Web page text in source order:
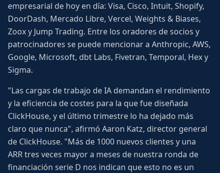
empresarial de hoy en día: Visa, Cisco, Intuit, Shopify,
DoorDash, Mercado Libre, Vercel, Weights & Biases,
Zoox y Jump Trading. Entre los oradores de socios y
patrocinadores se puede mencionar a Anthropic, AWS,
Google, Microsoft, dbt Labs, Fivetran, Temporal, Hex y
Sigma.
"Las cargas de trabajo de IA demandan el rendimiento
y la eficiencia de costes para la que fue diseñada
ClickHouse, y el último trimestre lo ha dejado más
claro que nunca", afirmó Aaron Katz, director general
de ClickHouse. "Más de 1000 nuevos clientes y una
ARR tres veces mayor a meses de nuestra ronda de
financiación serie D nos indican que esto no es un